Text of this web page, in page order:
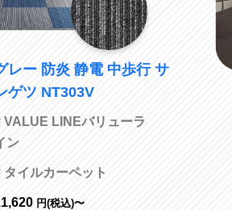
レー 防炎 静電 中歩行 サ
ゲツ NT303V
VALUE LINEバリューラ
ン
タイルカーペット
円(税込)〜